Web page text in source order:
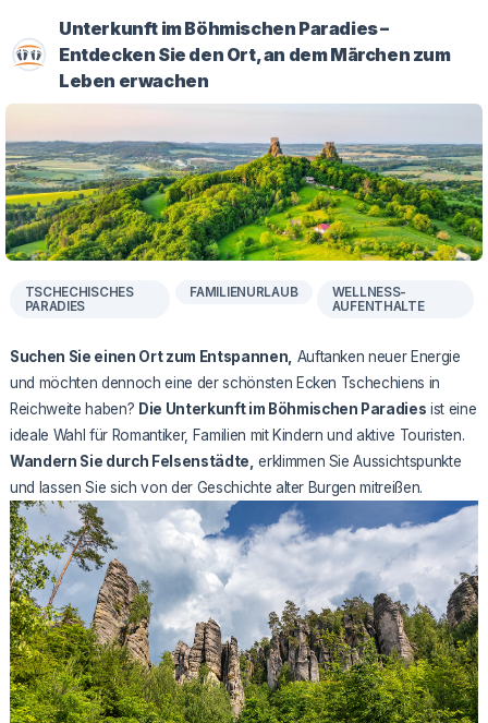
Unterkunft im Böhmischen Paradies –
Entdecken Sie den Ort, an dem Märchen zum
Leben erwachen
TSCHECHISCHES
PARADIES
FAMILIENURLAUB
WELLNESS-
AUFENTHALTE
Suchen Sie einen Ort zum Entspannen, Auftanken neuer Energie
und möchten dennoch eine der schönsten Ecken Tschechiens in
Reichweite haben? Die Unterkunft im Böhmischen Paradies ist eine
ideale Wahl für Romantiker, Familien mit Kindern und aktive Touristen.
Wandern Sie durch Felsenstädte, erklimmen Sie Aussichtspunkte
und lassen Sie sich von der Geschichte alter Burgen mitreißen.